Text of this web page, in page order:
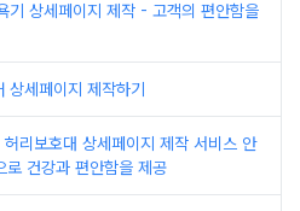
기 상세페이지 제작 - 고객의 편안함을
상세페이지 제작하기
리보호대 상세페이지 제작 서비스 안
로 건강과 편안함을 제공